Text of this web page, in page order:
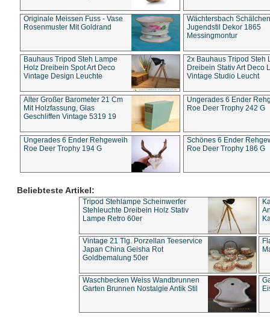
Originale Meissen Fuss - Vase
Rosenmuster Mit Goldrand
Wächtersbach Schälchen
Jugendstil Dekor 1865
Messingmontur
Bauhaus Tripod Steh Lampe
Holz Dreibein Spot Art Deco
Vintage Design Leuchte
2x Bauhaus Tripod Steh
Dreibein Stativ Art Deco
Vintage Studio Leucht
Alter Großer Barometer 21 Cm
Mit Holzfassung, Glas
Geschliffen Vintage 5319 19
Ungerades 6 Ender
Roe Deer Trophy 242 G
Ungerades 6 Ender Rehgeweih
Roe Deer Trophy 194 G
Schönes 6 Ender
Roe Deer Trophy 186 G
Beliebteste Artikel:
Tripod Stehlampe Scheinwerfer
Stehleuchte Dreibein Holz Stativ
Lampe Retro 60er
Vintage 21 Tlg. Porzellan Teeservice
Japan China Geisha Rot
Goldbemalung 50er
Waschbecken Weiss Wandbrunnen
Garten Brunnen Nostalgie Antik Stil